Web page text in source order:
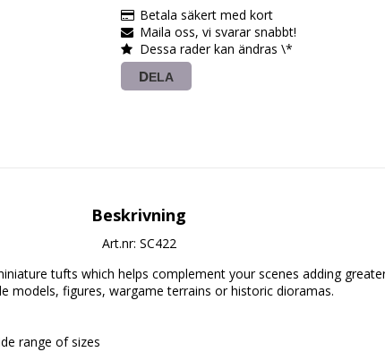
Betala säkert med kort
Maila oss, vi svarar snabbt!
Dessa rader kan ändras \*
DELA
Beskrivning
Art.nr: SC422
tufts which helps complement your scenes adding
models, figures, wargame terrains or historic dioramas.
range of sizes